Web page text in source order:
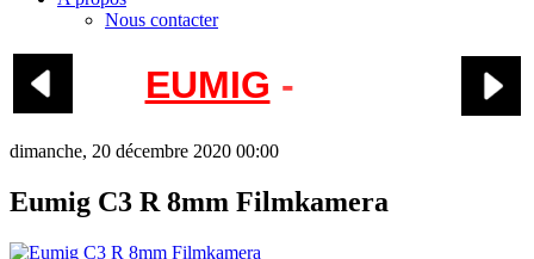
Nous contacter
EUMIG -
dimanche, 20 décembre 2020 00:00
Eumig C3 R 8mm Filmkamera